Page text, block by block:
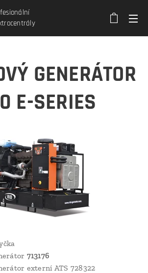
GENERÁTOR
E-SERIES
713176
externí ATS 728322